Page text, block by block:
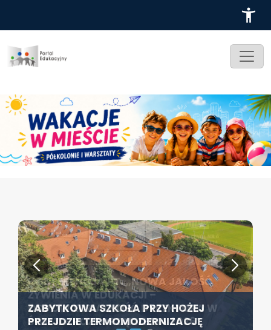
ZABYTKOWA SZKOŁA PRZY HOŻEJ
PRZEJDZIE TERMOMODERNIZACJĘ
KONFERENCJA PT. „NOWA JAKOŚĆ
ŻYWIENIA W EDUKACJI –
ODPOWIEDZIALNOŚĆ DYREKTORA W
ŚWIETLE ROZPORZĄDZENIA 2026”
SZCZECIN ROZWIJA EDUKACJĘ
WŁĄCZAJĄCĄ - NOWE
SPECJALISTYCZNE CENTRUM
ROZPOCZYNA DZIAŁALNOŚĆ